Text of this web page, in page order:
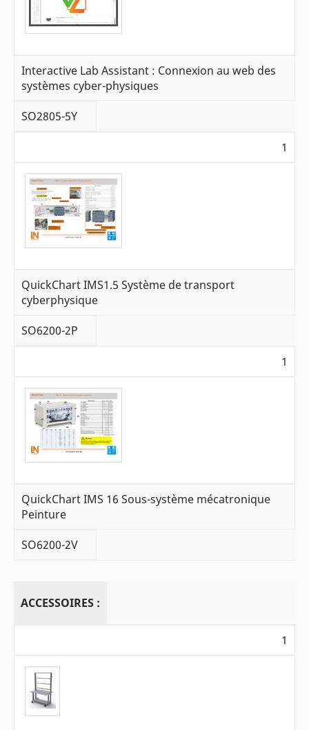
Interactive Lab Assistant : Connexion au web des
systèmes cyber-physiques
SO2805-5Y
1
QuickChart IMS1.5 Système de transport
cyberphysique
SO6200-2P
1
QuickChart IMS 16 Sous-système mécatronique
Peinture
SO6200-2V
ACCESSOIRES :
1